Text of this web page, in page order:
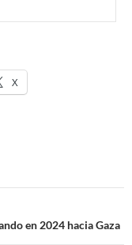
X
en 2024 hacia Gaza